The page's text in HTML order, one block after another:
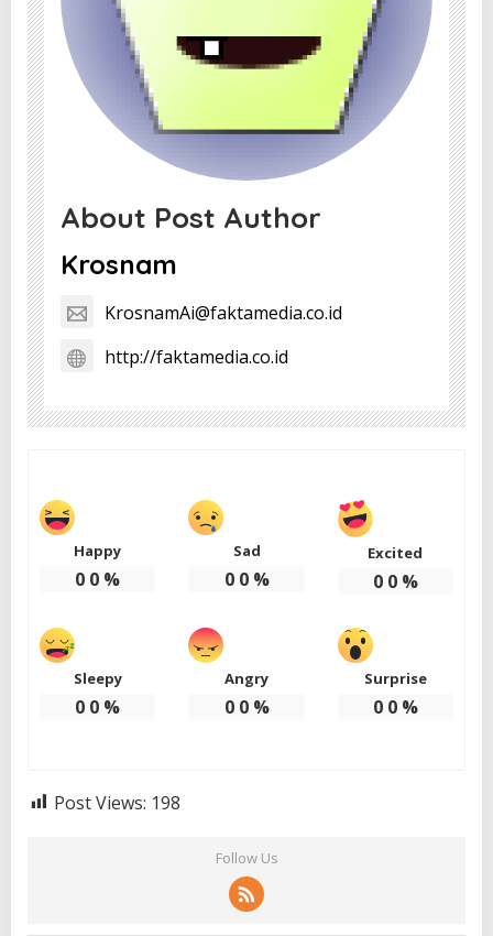
About Post Author
Krosnam
KrosnamAi@faktamedia.co.id
http://faktamedia.co.id
Happy
0 0 %
Sad
0 0%
Excited
0 0%
Sleepy
0 0 %
Angry
0 0%
Surprise
0 0%
Post Views: 198
Follow Us